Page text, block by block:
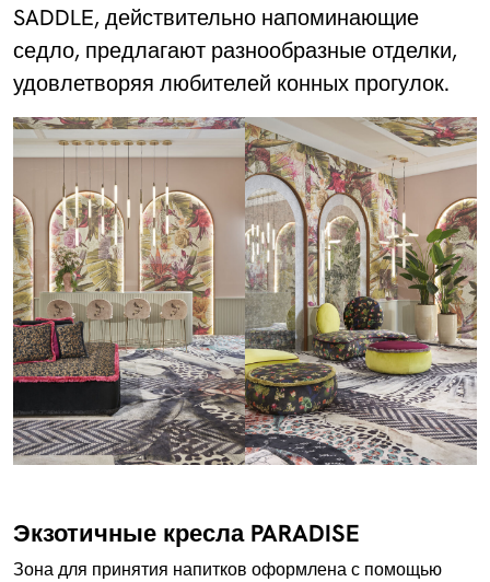
SADDLE, действительно напоминающие
седло, предлагают разнообразные отделки,
удовлетворяя любителей конных прогулок.
Экзотичные кресла PARADISE
Зона для принятия напитков оформлена с помощью